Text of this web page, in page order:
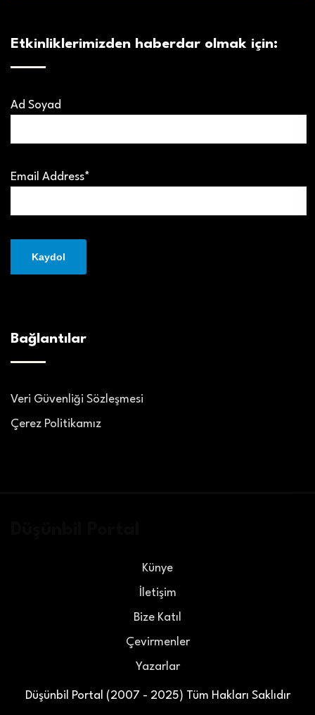
Etkinliklerimizden haberdar olmak için:
Ad Soyad
Email Address*
Bağlantılar
Veri Güvenliği Sözleşmesi
Çerez Politikamız
Düşünbil Portal (2007 - 2025) Tüm Hakları Saklıdır
Künye
İletişim
Bize Katıl
Çevirmenler
Yazarlar